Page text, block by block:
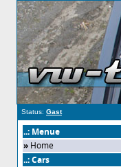
Status: Gast
..: Menue
» Home
..: Cars